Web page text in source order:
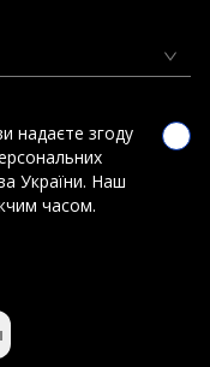
надаєте згоду
України. Наш
часом.